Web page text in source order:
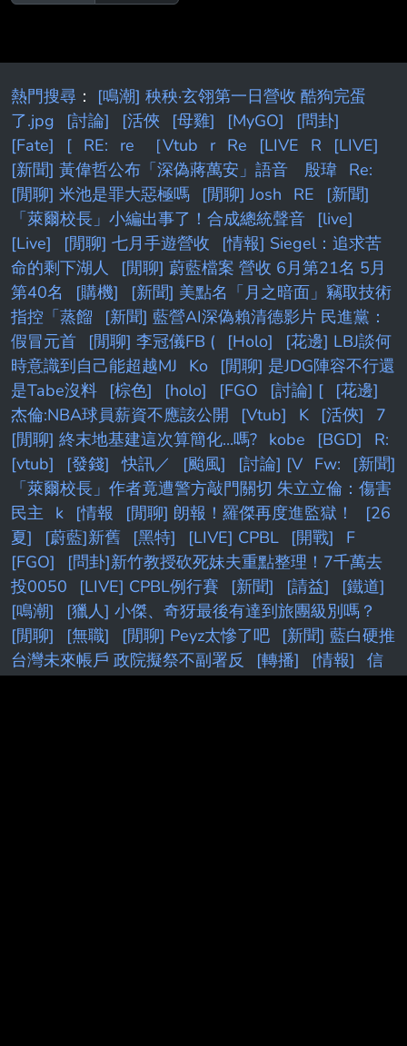
熱門搜尋 ： [鳴潮] 秧秧·玄翎第一日營收 酷狗完蛋
了.jpg
[討論] [活俠 [母雞] [MyGO]
[問卦]
[Fate]
[ RE: re ［Vtub r Re [LIVE R
[LIVE]
[新聞] 黃偉哲公布「深偽蔣萬安」語音 殷瑋 Re:
[閒聊] 米池是罪大惡極嗎
[閒聊] Josh RE
[新聞]
「萊爾校長」小編出事了！合成總統聲音
[live]
[Live]
[閒聊] 七月手遊營收
[情報] Siegel：追求苦
命的剩下湖人
[閒聊] 蔚藍檔案 營收 6月第21名 5月
第40名
[購機]
[新聞] 美點名「月之暗面」竊取技術
指控「蒸餾
[新聞] 藍營AI深偽賴清德影片 民進黨：
假冒元首
[閒聊] 李冠儀FB ( [Holo]
[花邊] LBJ談何
時意識到自己能超越MJ
Ko
[閒聊] 是JDG陣容不行還
是Tabe沒料
[棕色] [holo] [FGO [討論] [
[花邊]
杰倫:NBA球員薪資不應該公開
[Vtub] K [活俠]
7
[閒聊] 終末地基建這次算簡化...嗎? kobe [BGD]
R:
[vtub]
[發錢] 快訊／ [颱風] [討論] [V Fw:
[新聞]
「萊爾校長」作者竟遭警方敲門關切 朱立立倫：傷害
民主 k [情報 [閒聊] 朗報！羅傑再度進監獄！
[26
夏]
[蔚藍]新舊 [黑特] [LIVE] CPBL [開戰]
F
[FGO]
[問卦]新竹教授砍死妹夫重點整理！7千萬去
投0050
[LIVE] CPBL例行賽 [新聞] [請益]
[鐵道]
[鳴潮]
[獵人] 小傑、奇犽最後有達到旅團級別嗎？
[閒聊]
[無職] [閒聊] Peyz太慘了吧
[新聞] 藍白硬推
台灣未來帳戶 政院擬祭不副署反
[轉播] [情報]
信